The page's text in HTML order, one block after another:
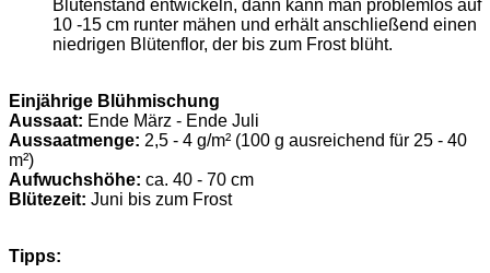
Blütenstand entwickeln, dann kann man problemlos auf
10 -15 cm runter mähen und erhält anschließend einen
niedrigen Blütenflor, der bis zum Frost blüht.
Einjährige Blühmischung
Aussaat: Ende März - Ende Juli
Aussaatmenge: 2,5 - 4 g/m² (100 g ausreichend für 25 - 40
m²)
Aufwuchshöhe: ca. 40 - 70 cm
Blütezeit: Juni bis zum Frost
Tipps: